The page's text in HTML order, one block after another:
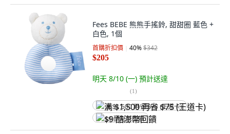
Fees BEBE 熊熊手搖鈴, 甜甜圈 藍色 +
白色, 1個
首購折扣價 40%$342
$205
明天 8/10 (一) 預計送達
(1)
满 $1,500 再省 $75 (王道卡)
$9 酷澎幣回饋